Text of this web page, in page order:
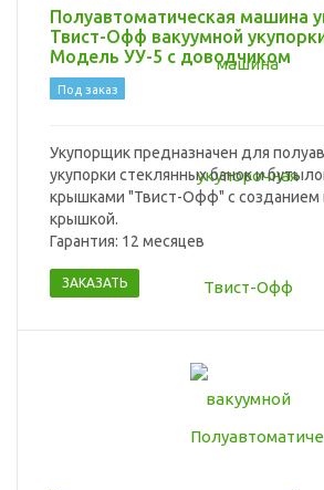
Полуавтоматическая машина
Твист-Офф вакуумной
Модель УУ-5 с доводчиком
Под заказ
Укупорщик предназначен для
укупорки стеклянных банок и
крышками "Твист-Офф" с созданием
крышкой.
Гарантия: 12 месяцев
ЗАКАЗАТЬ